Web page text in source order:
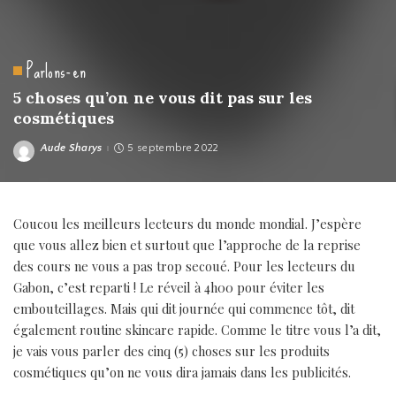
Parlons-en
5 choses qu’on ne vous dit pas sur les
cosmétiques
Posted
Aude Sharys 5 septembre 2022
Coucou les meilleurs lecteurs du monde mondial. J’espère
que vous allez bien et surtout que l’approche de la reprise
des cours ne vous a pas trop secoué. Pour les lecteurs du
Gabon, c’est reparti ! Le réveil à 4h00 pour éviter les
embouteillages. Mais qui dit journée qui commence tôt, dit
également routine skincare rapide. Comme le titre vous l’a dit,
je vais vous parler des cinq (5) choses sur les produits
cosmétiques qu’on ne vous dira jamais dans les publicités.